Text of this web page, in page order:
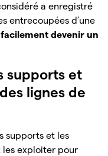
a enregistré
entrecoupées d’une
facilement devenir un
supports et
lignes de
supports et les
les exploiter pour